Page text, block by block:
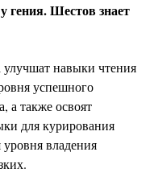
гения. Шестов знает
улучшат навыки чтения
успешного
а также освоят
для курирования
владения